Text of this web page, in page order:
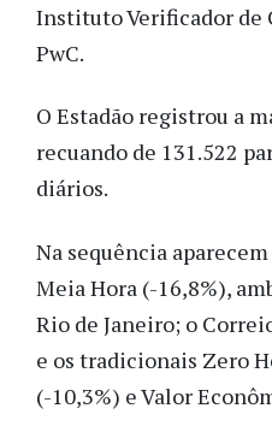
Instituto Verificador de
PwC.
O Estadão registrou a
recuando de 131.522
diários.
Na sequência
Meia Hora (-16,8%),
Rio de Janeiro; o
e os tradicionais Zero
(-10,3%) e Valor